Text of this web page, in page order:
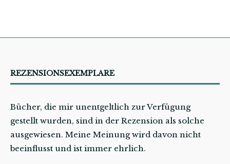
REZENSIONSEXEMPLARE
Bücher, die mir unentgeltlich zur Verfügung
gestellt wurden, sind in der Rezension als solche
ausgewiesen. Meine Meinung wird davon nicht
beeinflusst und ist immer ehrlich.